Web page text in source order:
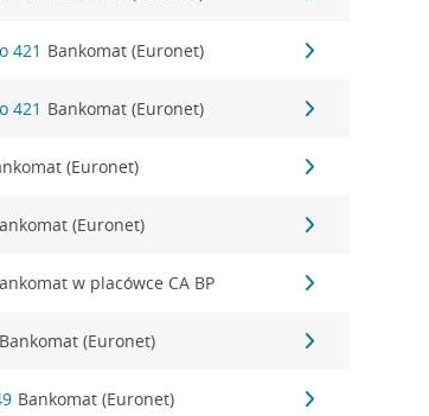
421 Bankomat (Euronet)
421 Bankomat (Euronet)
(Euronet)
(Euronet)
w placówce CA BP
Bankomat (Euronet)
Bankomat (Euronet)